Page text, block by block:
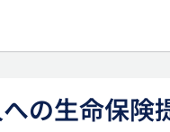
の生命保険